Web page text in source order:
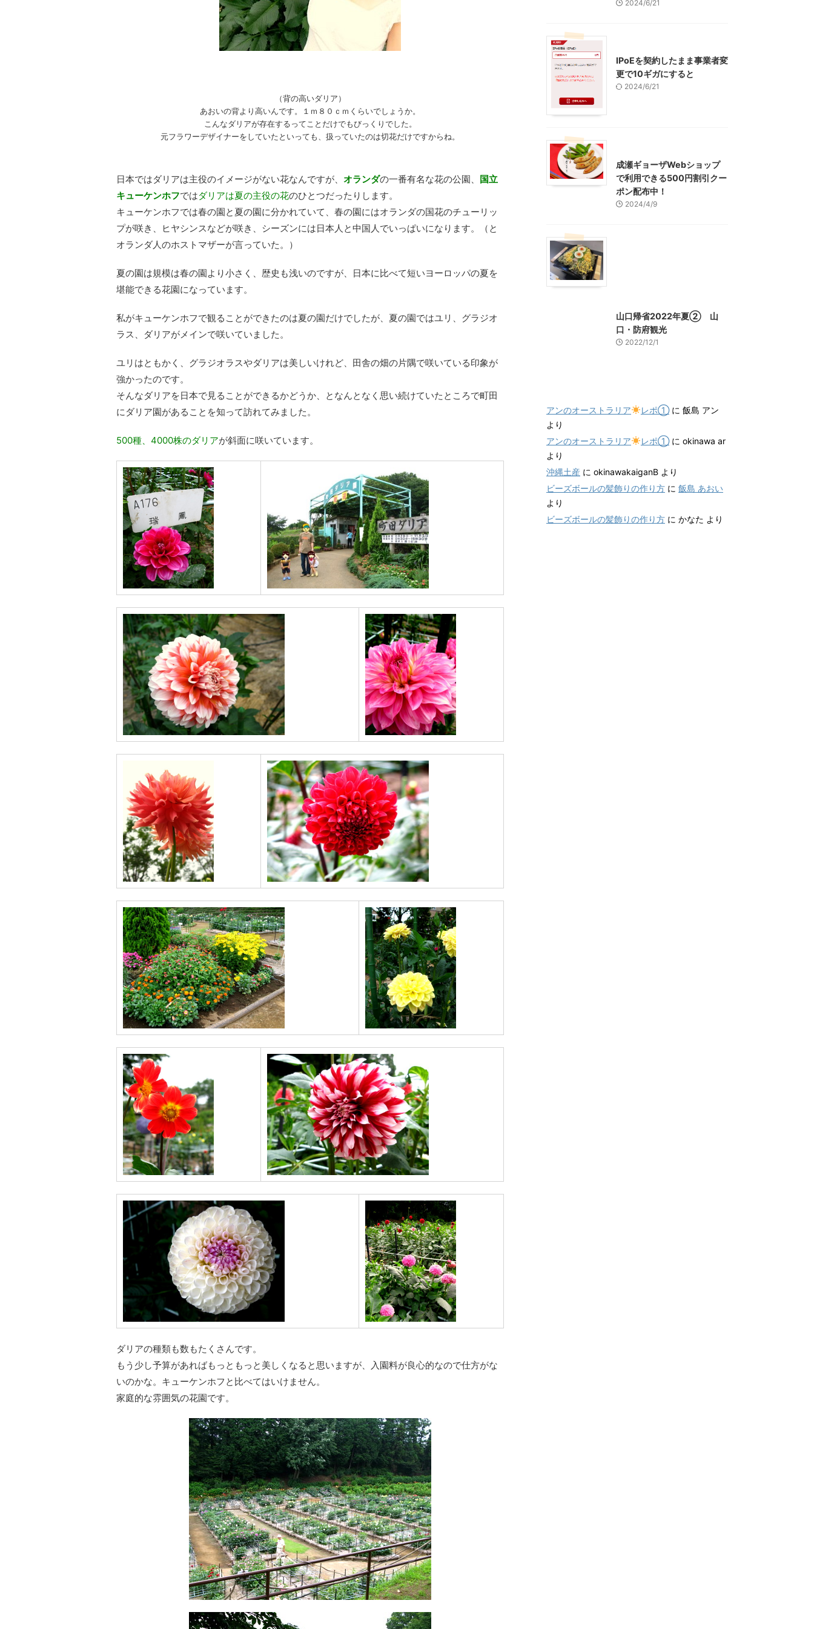
（背の高いダリア）
あおいの背より高いんです。１ｍ８０ｃｍくらいでしょうか。
こんなダリアが存在するってことだけでもびっくりでした。
元フラワーデザイナーをしていたといっても、扱っていたのは切花だけですからね。
日本ではダリアは主役のイメージがない花なんですが、 オランダの一番有名な花の公園、 国立
キューケンホフではダリアは夏の主役の花のひとつだったりします。
キューケンホフでは春の園と夏の園に分かれていて、春の園にはオランダの国花のチューリッ
プが咲き、ヒヤシンスなどが咲き、シーズンには日本人と中国人でいっぱいになります。（と
オランダ人のホストマザーが言っていた。）
夏の園は規模は春の園より小さく、歴史も浅いのですが、日本に比べて短いヨーロッパの夏を
堪能できる花園になっています。
私がキューケンホフで観ることができたのは夏の園だけでしたが、夏の園ではユリ、グラジオ
ラス、ダリアがメインで咲いていました。
ユリはともかく、グラジオラスやダリアは美しいけれど、田舎の畑の片隅で咲いている印象が
強かったのです。
そんなダリアを日本で見ることができるかどうか、となんとなく思い続けていたところで町田
にダリア園があることを知って訪れてみました。
500種、4000株のダリアが斜面に咲いています。
ダリアの種類も数もたくさんです。
もう少し予算があればもっともっと美しくなると思いますが、入園料が良心的なので仕方がな
いのかな。キューケンホフと比べてはいけません。
家庭的な雰囲気の花園です。
2024/6/21
IPoEを契約したまま事業者変
更で10ギガにすると
2024/6/21
成瀬ギョーザWebショップ
で利用できる500円割引クー
ポン配布中！
2024/4/9
山口帰省2022年夏② 山
口・防府観光
2022/12/1
アンのオーストラリア レポ①に 飯島 アン
より
アンのオーストラリア
レポ①に okinawa ar
より
沖縄土産 に okinawakaiganB より
ビーズボールの髪飾りの作り方 に 飯島 あおい
より
ビーズボールの髪飾りの作り方 に かなた より